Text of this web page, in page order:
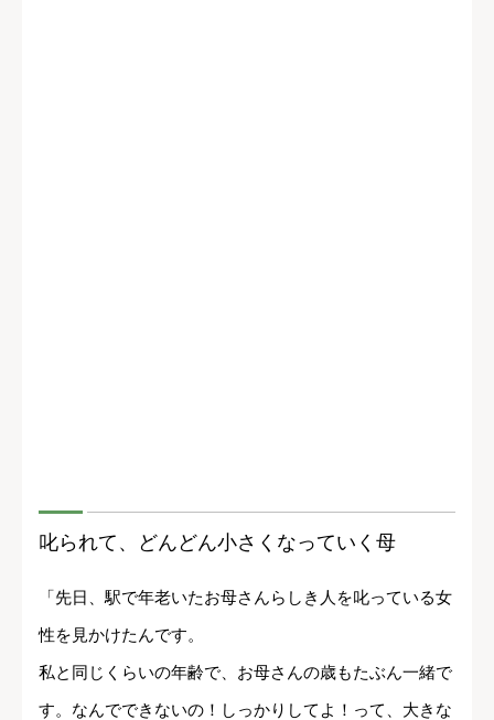
叱られて、どんどん小さくなっていく母
「先日、駅で年老いたお母さんらしき人を叱っている女
性を見かけたんです。
私と同じくらいの年齢で、お母さんの歳もたぶん一緒で
す。なんでできないの！しっかりしてよ！って、大きな